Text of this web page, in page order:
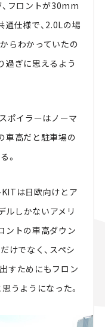
フロントが30mm
仕様で、2.0Lの場
らわかっていたの
過ぎに思えるよう
ポイラーはノーマ
車高だと駐車場の
。
は日欧向けとア
ルしかないアメリ
ントの車高ダウン
けでなく、スペシ
すためにもフロン
うようになった。